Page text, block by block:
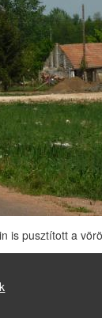
is pusztított a